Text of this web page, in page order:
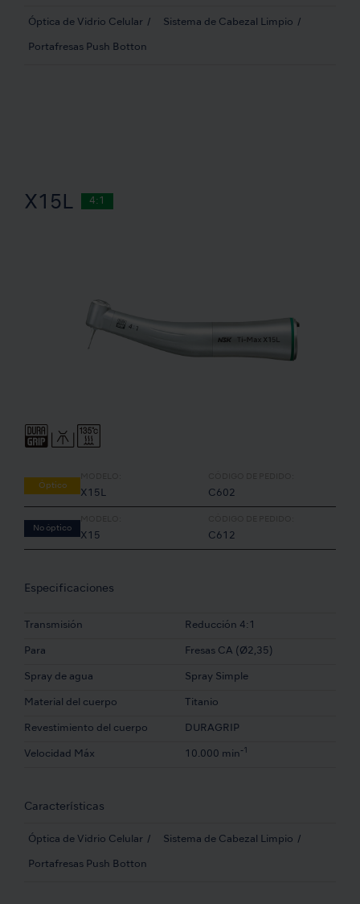
Óptica de Vidrio Celular Sistema de Cabezal Limpio
Portafresas Push Botton
X15L 4:1
Óptico
X15L C602
No óptico
X15 C612
Especificaciones
Transmisión Reducción 4:1
Para Fresas CA (Ø2,35)
Spray de agua Spray Simple
Material del cuerpo Titanio
Revestimiento del cuerpo DURAGRIP
Velocidad Máx 10.000 min -1
Características
Óptica de Vidrio Celular Sistema de Cabezal Limpio
Portafresas Push Botton